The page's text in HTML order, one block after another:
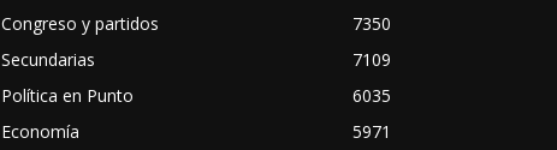
Congreso y partidos
7350
Secundarias
7109
Política en Punto
6035
Economía
5971